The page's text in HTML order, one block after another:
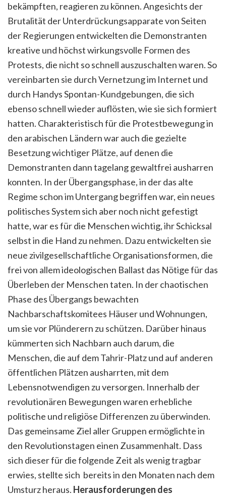
bekämpften, reagieren zu können. Angesichts der
Brutalität der Unterdrückungsapparate von Seiten
der Regierungen entwickelten die Demonstranten
kreative und höchst wirkungsvolle Formen des
Protests, die nicht so schnell auszuschalten waren. So
vereinbarten sie durch Vernetzung im Internet und
durch Handys Spontan-Kundgebungen, die sich
ebenso schnell wieder auflösten, wie sie sich formiert
hatten. Charakteristisch für die Protestbewegung in
den arabischen Ländern war auch die gezielte
Besetzung wichtiger Plätze, auf denen die
Demonstranten dann tagelang gewaltfrei ausharren
konnten. In der Übergangsphase, in der das alte
Regime schon im Untergang begriffen war, ein neues
politisches System sich aber noch nicht gefestigt
hatte, war es für die Menschen wichtig, ihr Schicksal
selbst in die Hand zu nehmen. Dazu entwickelten sie
neue zivilgesellschaftliche Organisationsformen, die
frei von allem ideologischen Ballast das Nötige für das
Überleben der Menschen taten. In der chaotischen
Phase des Übergangs bewachten
Nachbarschaftskomitees Häuser und Wohnungen,
um sie vor Plünderern zu schützen. Darüber hinaus
kümmerten sich Nachbarn auch darum, die
Menschen, die auf dem Tahrir-Platz und auf anderen
öffentlichen Plätzen ausharrten, mit dem
Lebensnotwendigen zu versorgen. Innerhalb der
revolutionären Bewegungen waren erhebliche
politische und religiöse Differenzen zu überwinden.
Das gemeinsame Ziel aller Gruppen ermöglichte in
den Revolutionstagen einen Zusammenhalt. Dass
sich dieser für die folgende Zeit als wenig tragbar
erwies, stellte sich bereits in den Monaten nach dem
Umsturz heraus. Herausforderungen des